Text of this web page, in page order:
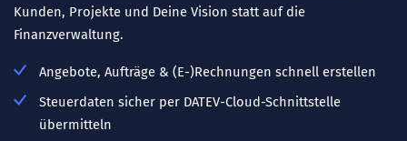
Kunden, Projekte und Deine Vision statt auf die
Finanzverwaltung.
Angebote, Aufträge & (E-)Rechnungen schnell erstellen
Steuerdaten sicher per DATEV-Cloud-Schnittstelle
übermitteln